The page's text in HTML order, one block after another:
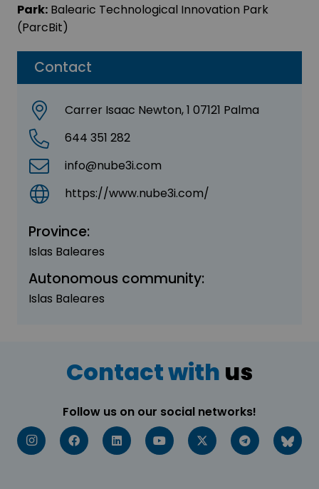
Contact
Carrer Isaac Newton, 1 07121 Palma
644 351 282
info@nube3i.com
https://www.nube3i.com/
Province:
Islas Baleares
Autonomous community:
Islas Baleares
Park: Balearic Technological Innovation Park
(ParcBit)
Contact with us
Follow us on our social networks!